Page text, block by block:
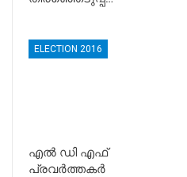
ELECTION 2016
എല്‍ ഡി എഫ്
പ്രവര്‍ത്തകര്‍